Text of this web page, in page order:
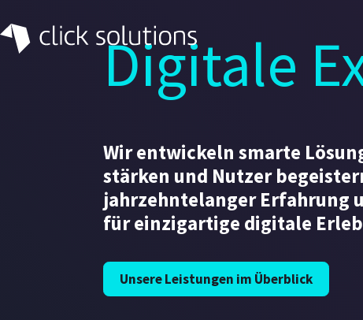
Mehr erfahren
Digitale
Wir entwickeln smarte
stärken und Nutzer
jahrzehntelanger Erfahrung
für einzigartige digitale
Unsere Leistungen im Überblick